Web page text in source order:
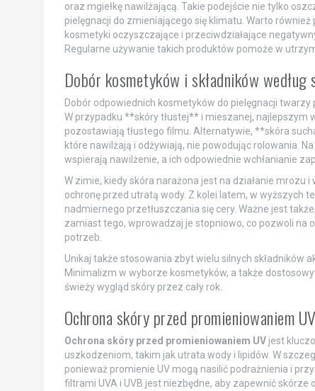
oraz mgiełkę nawilżającą. Takie podejście nie tylko
pielęgnacji do zmieniającego się klimatu. Warto
kosmetyki oczyszczające i przeciwdziałające
Regularne używanie takich produktów pomoże w
Dobór kosmetyków i składników
Dobór odpowiednich kosmetyków do pielęgnacji
W przypadku **skóry tłustej** i mieszanej, najlepszym
pozostawiają tłustego filmu. Alternatywie, **skóra
które nawilżają i odżywiają, nie powodując rolowania.
wspierają nawilżenie, a ich odpowiednie wchłanianie
W zimie, kiedy skóra narażona jest na działanie
ochronę przed utratą wody. Z kolei latem, w wyższych
nadmiernego przetłuszczania się cery. Ważne jest
zamiast tego, wprowadzaj je stopniowo, co pozwoli na
potrzeb.
Unikaj także stosowania zbyt wielu silnych składników
Minimalizm w wyborze kosmetyków, a także
świeży wygląd skóry przez cały rok.
Ochrona skóry przed promieniowaniem
Ochrona skóry przed promieniowaniem UVjest
uszkodzeniom, takim jak utrata wody i lipidów. W
ponieważ promienie UV mogą nasilić podrażnienia i
filtrami UVA i UVB jest niezbędne, aby zapewnić skórze